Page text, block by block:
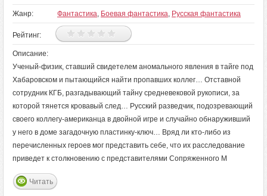
Жанр: Фантастика, Боевая фантастика, Русская фантастика
Рейтинг:
Описание:
Ученый-физик, ставший свидетелем аномального явления в тайге под
Хабаровском и пытающийся найти пропавших коллег… Отставной
сотрудник КГБ, разгадывающий тайну средневековой рукописи, за
которой тянется кровавый след… Русский разведчик, подозревающий
своего коллегу-американца в двойной игре и случайно обнаруживший
у него в доме загадочную пластинку-ключ… Вряд ли кто-либо из
перечисленных героев мог представить себе, что их расследование
приведет к столкновению с представителями Сопряженного М
Читать